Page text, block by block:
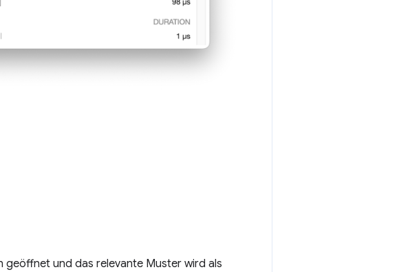
geöffnet und das relevante Muster wird als